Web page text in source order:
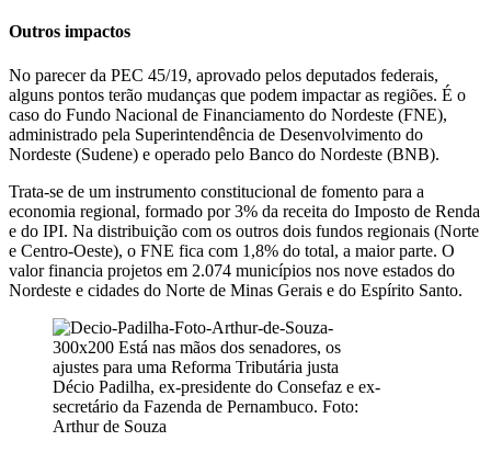
Outros impactos
No parecer da PEC 45/19, aprovado pelos deputados federais,
alguns pontos terão mudanças que podem impactar as regiões. É o
caso do Fundo Nacional de Financiamento do Nordeste (FNE),
administrado pela Superintendência de Desenvolvimento do
Nordeste (Sudene) e operado pelo Banco do Nordeste (BNB).
Trata-se de um instrumento constitucional de fomento para a
economia regional, formado por 3% da receita do Imposto de Renda
e do IPI. Na distribuição com os outros dois fundos regionais (Norte
e Centro-Oeste), o FNE fica com 1,8% do total, a maior parte. O
valor financia projetos em 2.074 municípios nos nove estados do
Nordeste e cidades do Norte de Minas Gerais e do Espírito Santo.
Décio Padilha, ex-presidente do Consefaz e ex-
secretário da Fazenda de Pernambuco. Foto:
Arthur de Souza